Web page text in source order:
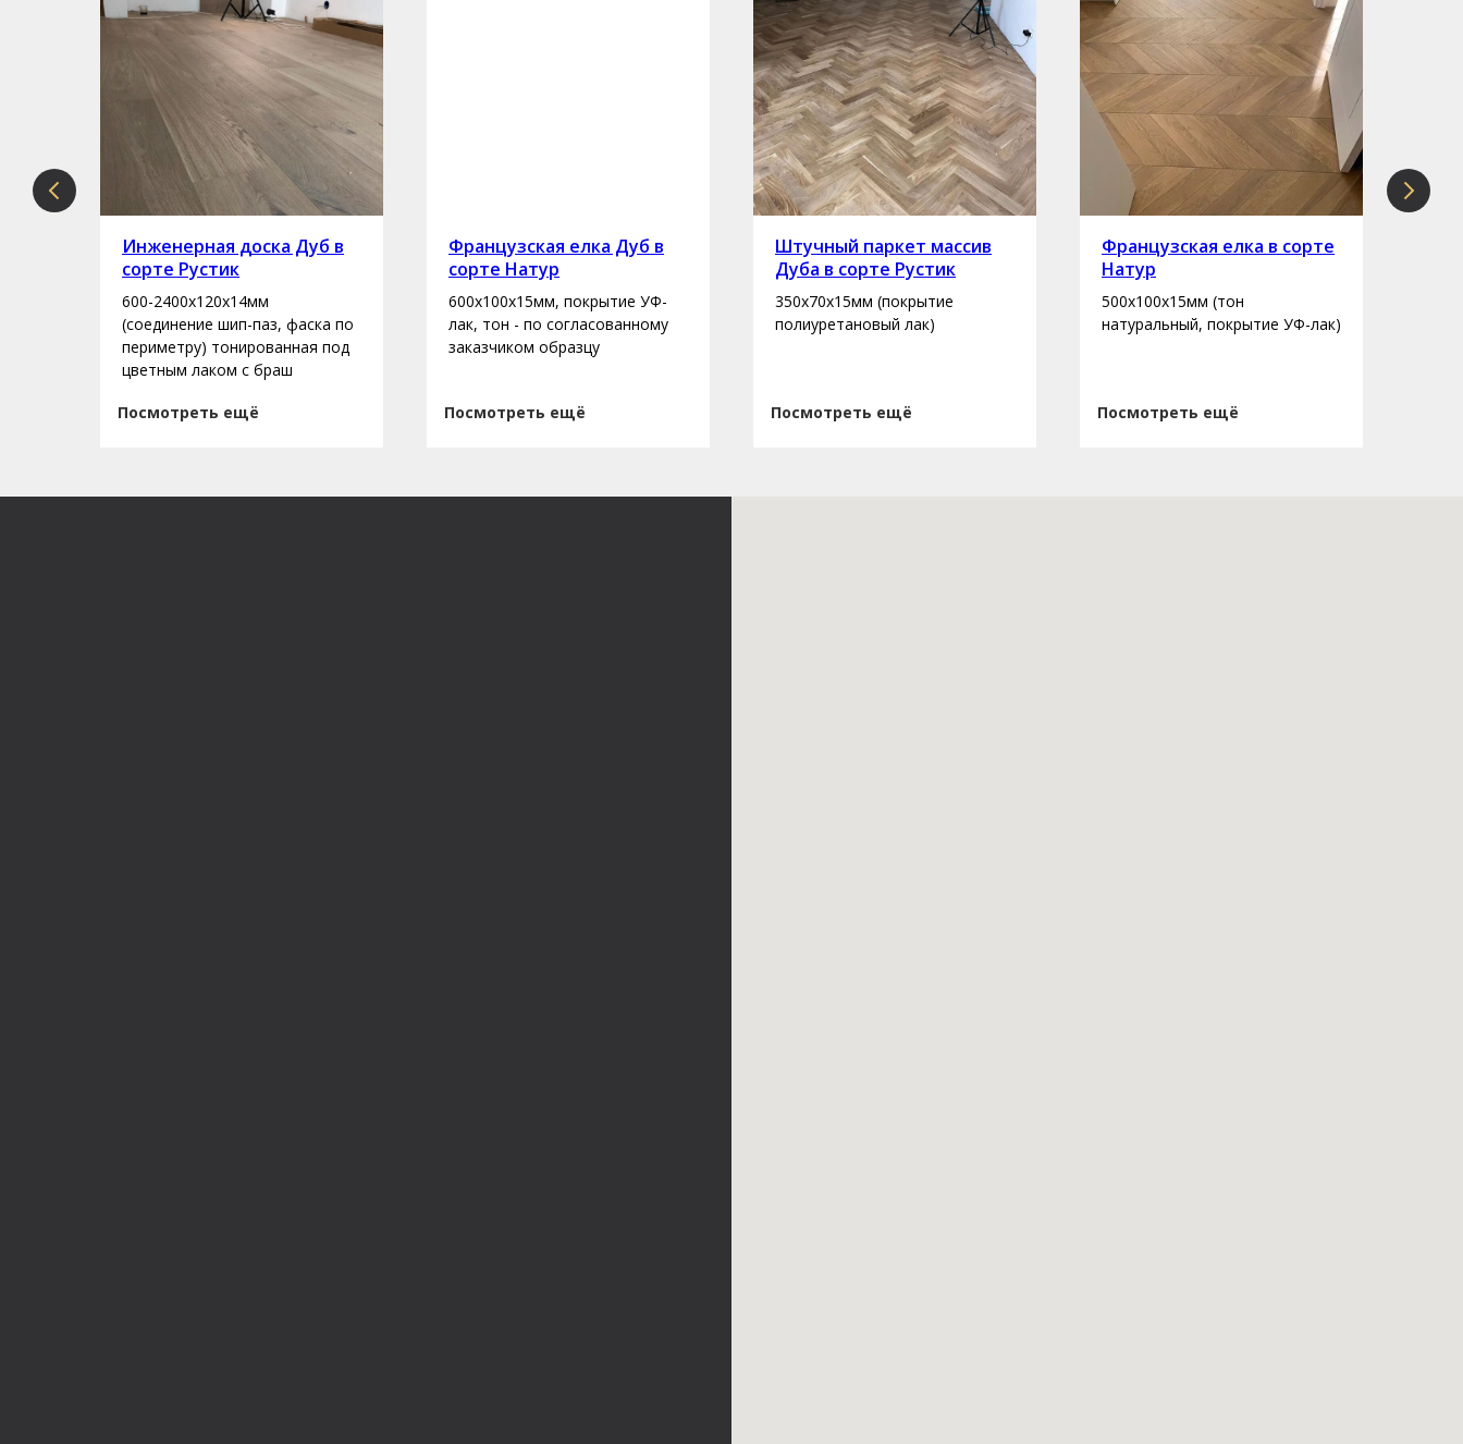
Инженерная доска Дуб в
сорте Рустик
600-2400х120х14мм
(соединение шип-паз, фаска по
периметру) тонированная под
цветным лаком с браш
Посмотреть ещё
Французская елка Дуб в
сорте Натур
600х100х15мм, покрытие УФ-
лак, тон - по согласованному
заказчиком образцу
Посмотреть ещё
Штучный паркет массив
Дуба в сорте Рустик
350х70х15мм (покрытие
полиуретановый лак)
Посмотреть ещё
Французская елка в сорте
Натур
500х100х15мм (тон
натуральный, покрытие УФ-лак)
Посмотреть ещё